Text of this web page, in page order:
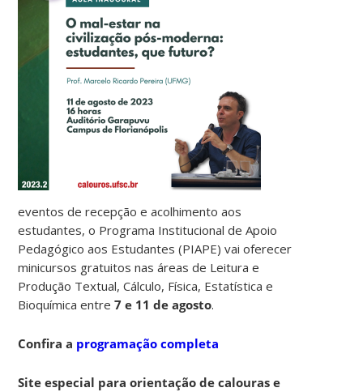
eventos de recepção e acolhimento aos
estudantes, o Programa Institucional de Apoio
Pedagógico aos Estudantes (PIAPE) vai oferecer
minicursos gratuitos nas áreas de Leitura e
Produção Textual, Cálculo, Física, Estatística e
Bioquímica entre7 e 11 de agosto.
Confira a programação completa
Site especial para orientação de calouras e